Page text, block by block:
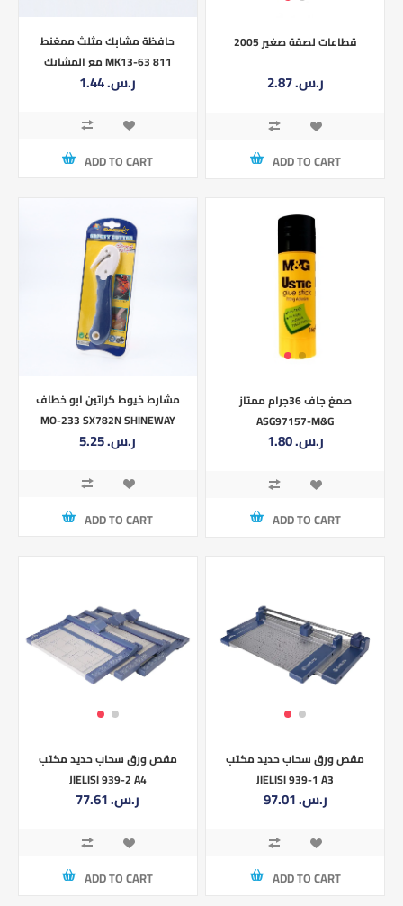
حافظة مشابك مثلث ممغنط
مع المشابك MK13-63 811
1.44 ر.س.‏
ADD TO CART
قطاعات لصقة صغير 2005
2.87 ر.س.‏
ADD TO CART
مشارط خيوط كراتين ابو خطاف
MO-233 SX782N SHINEWAY
5.25 ر.س.‏
ADD TO CART
صمغ جاف 36جرام ممتاز
ASG97157-M&G
1.80 ر.س.‏
ADD TO CART
مقص ورق سحاب حديد مكتب
JIELISI 939-2 A4
77.61 ر.س.‏
ADD TO CART
مقص ورق سحاب حديد مكتب
JIELISI 939-1 A3
97.01 ر.س.‏
ADD TO CART